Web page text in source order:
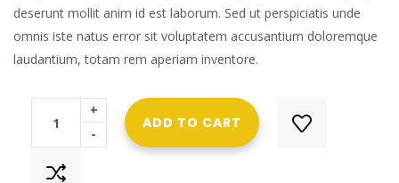
deserunt mollit anim id est laborum. Sed ut perspiciatis unde
omnis iste natus error sit voluptatem accusantium doloremque
laudantium, totam rem aperiam inventore.
+
-
ADD TO CART